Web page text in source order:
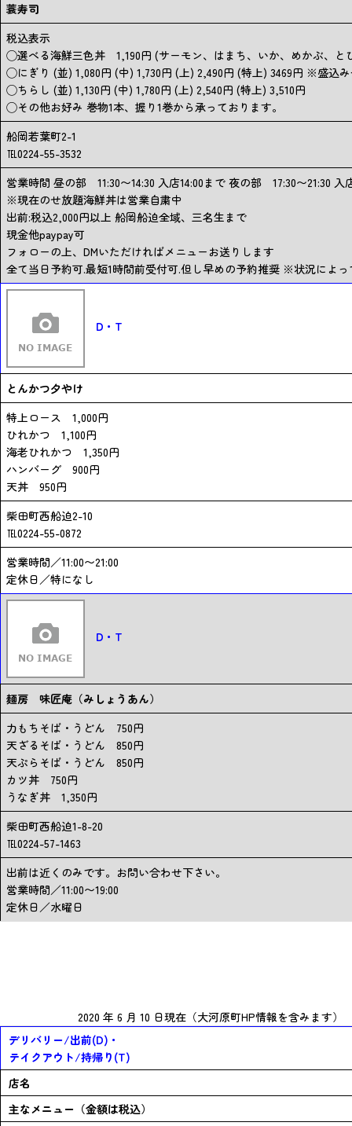
蓑寿司
税込表示
◯選べる海鮮三色丼 1,190円 (サーモン、はまち、いか、めかぶ、と
◯にぎり (並) 1,080円 (中) 1,730円 (上) 2,490円 (特上) 3469円 ※盛込
◯ちらし (並) 1,130円 (中) 1,780円 (上) 2,540円 (特上) 3,510円
◯その他お好み 巻物1本、握り1巻から承っております。
船岡若葉町2-1
℡0224-55-3532
営業時間 昼の部 11:30〜14:30 入店14:00まで 夜の部 17:30〜21:30
※現在のせ放題海鮮丼は営業自粛中
出前:税込2,000円以上 船岡船迫全域、三名生まで
現金他paypay可
フォローの上、DMいただければメニューお送りします
全て当日予約可.最短1時間前受付可.但し早めの予約推奨 ※状況によ
D・T
とんかつ夕やけ
特上ロース 1,000円
ひれかつ 1,100円
海老ひれかつ 1,350円
ハンバーグ 900円
天丼 950円
柴田町西船迫2-10
℡0224-55-0872
営業時間／11:00〜21:00
定休日／特になし
D・T
麺房 味匠庵（みしょうあん）
力もちそば・うどん 750円
天ざるそば・うどん 850円
天ぷらそば・うどん 850円
カツ丼 750円
うなぎ丼 1,350円
柴田町西船迫1-8-20
℡0224-57-1463
出前は近くのみです。お問い合わせ下さい。
営業時間／11:00〜19:00
定休日／水曜日
2020 年 6 月 10 日現在（大河原町HP情報を含みます）
デリバリー/出前(D)・
テイクアウト/持帰り(T)
店名
主なメニュー（金額は税込）